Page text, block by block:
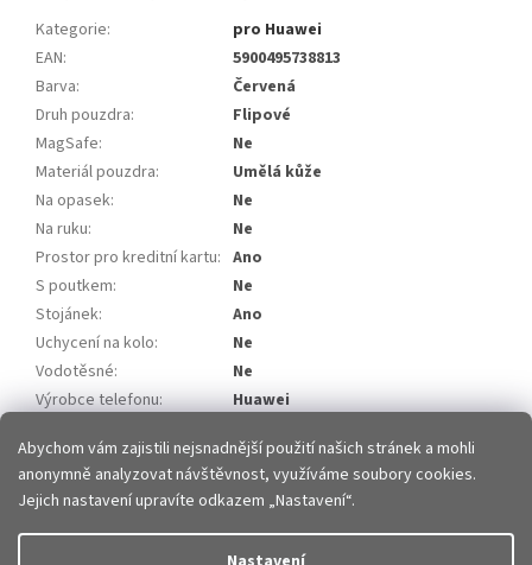
Abychom vám zajistili nejsnadnější použití našich stránek a mohli
anonymně analyzovat návštěvnost, využíváme soubory cookies.
Jejich nastavení upravíte odkazem „Nastavení“.
Kategorie:
pro Huawei
EAN:
5900495738813
Barva:
Červená
Druh pouzdra:
Flipové
MagSafe:
Ne
Materiál pouzdra:
Umělá kůže
Na opasek:
Ne
Na ruku:
Ne
Prostor pro kreditní kartu: Ano
S poutkem:
Ne
Stojánek:
Ano
Uchycení na kolo:
Ne
Vodotěsné:
Ne
Výrobce telefonu:
Huawei